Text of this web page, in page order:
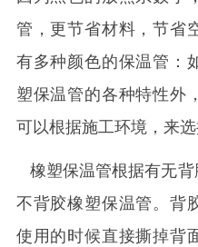
管，更节省材料，节省
有多种颜色的保温管：
塑保温管的各种特性外
可以根据施工环境，来选
橡塑保温管根据有无背
不背胶橡塑保温管。背
使用的时候直接撕掉背